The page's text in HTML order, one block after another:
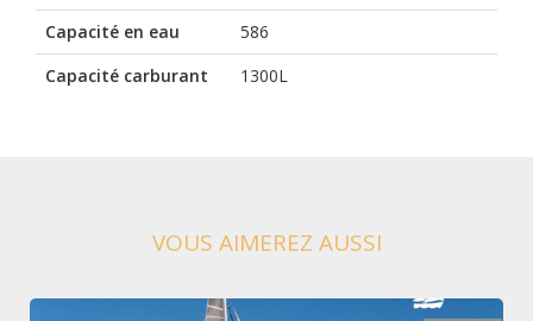
Capacité en eau
586
Capacité carburant
1300L
VOUS AIMEREZ AUSSI